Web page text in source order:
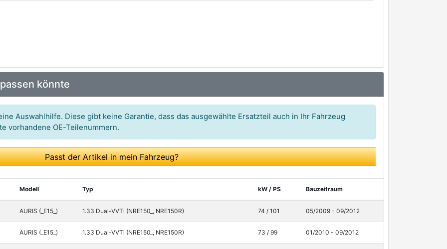
könnte
Auswahlhilfe. Diese gibt keine Garantie, dass das ausgewählte Ersatzteil auch in Ihr Fahrzeug
vorhandene OE-Teilenummern.
Passt der Artikel in mein Fahrzeug?
Modell Typ kW / PS Bauzeitraum
AURIS (_E15_) 1.33 Dual-VVTi (NRE150_, NRE150R) 74 / 101 05/2009 - 09/2012
AURIS (_E15_) 1.33 Dual-VVTi (NRE150_, NRE150R) 73 / 99 01/2010 - 09/2012